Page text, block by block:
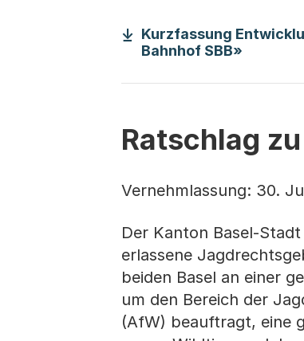
Kurzfassung
Bahnhof SBB»
Ratschlag
Vernehmlassung: 30.
Der Kanton Basel-
erlassene
beiden Basel an einer
um den Bereich der
(AfW) beauftragt, eine